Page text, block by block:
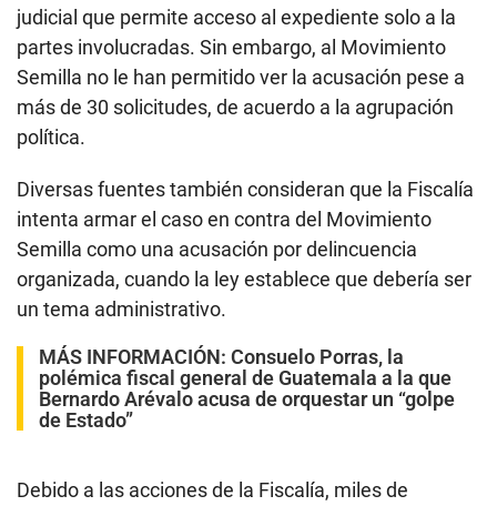
judicial que permite acceso al expediente solo a la
partes involucradas. Sin embargo, al Movimiento
Semilla no le han permitido ver la acusación pese a
más de 30 solicitudes, de acuerdo a la agrupación
política.
Diversas fuentes también consideran que la Fiscalía
intenta armar el caso en contra del Movimiento
Semilla como una acusación por delincuencia
organizada, cuando la ley establece que debería ser
un tema administrativo.
MÁS INFORMACIÓN: Consuelo Porras, la
polémica fiscal general de Guatemala a la que
Bernardo Arévalo acusa de orquestar un “golpe
de Estado”
Debido a las acciones de la Fiscalía, miles de